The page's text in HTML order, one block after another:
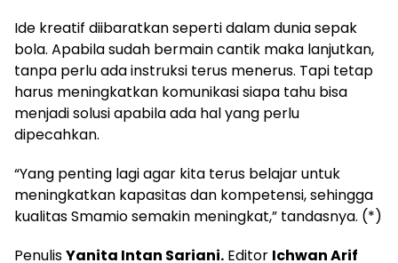
Ide kreatif diibaratkan seperti dalam dunia sepak
bola. Apabila sudah bermain cantik maka lanjutkan,
tanpa perlu ada instruksi terus menerus. Tapi tetap
harus meningkatkan komunikasi siapa tahu bisa
menjadi solusi apabila ada hal yang perlu
dipecahkan.
“Yang penting lagi agar kita terus belajar untuk
meningkatkan kapasitas dan kompetensi, sehingga
kualitas Smamio semakin meningkat,” tandasnya. (*)
PenulisYanita Intan Sariani. Editor Ichwan Arif